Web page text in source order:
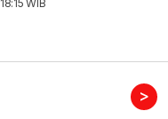
18:15 WIB
>